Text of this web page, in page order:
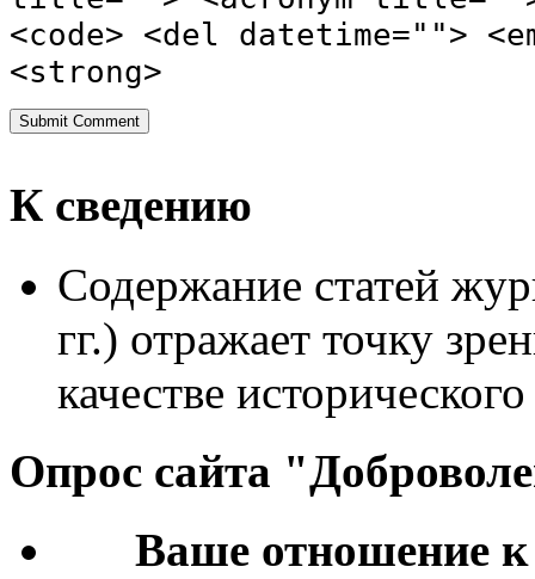
<code> <del datetime="">
<strong>
К сведению
Содержание статей
гг.) отражает точку
качестве
Опрос сайта
Ваше отношение